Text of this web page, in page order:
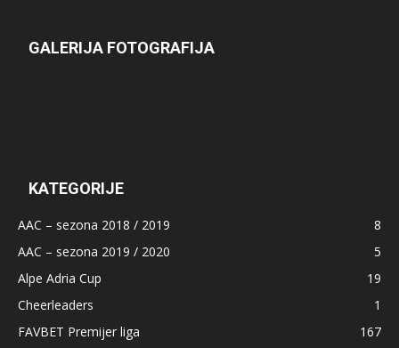
GALERIJA FOTOGRAFIJA
KATEGORIJE
AAC – sezona 2018 / 2019
8
AAC – sezona 2019 / 2020
5
Alpe Adria Cup
19
Cheerleaders
1
FAVBET Premijer liga
167